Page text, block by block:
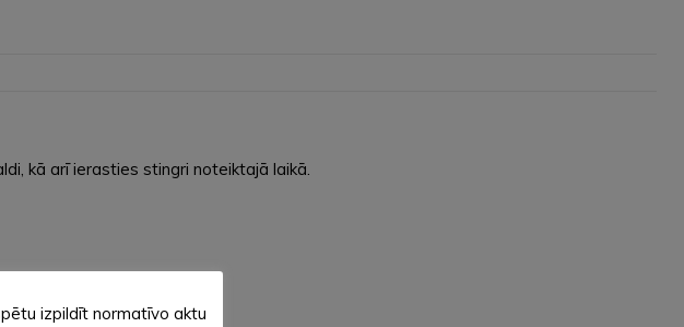
kā arī ierasties stingri noteiktajā laikā.
izpildīt normatīvo aktu